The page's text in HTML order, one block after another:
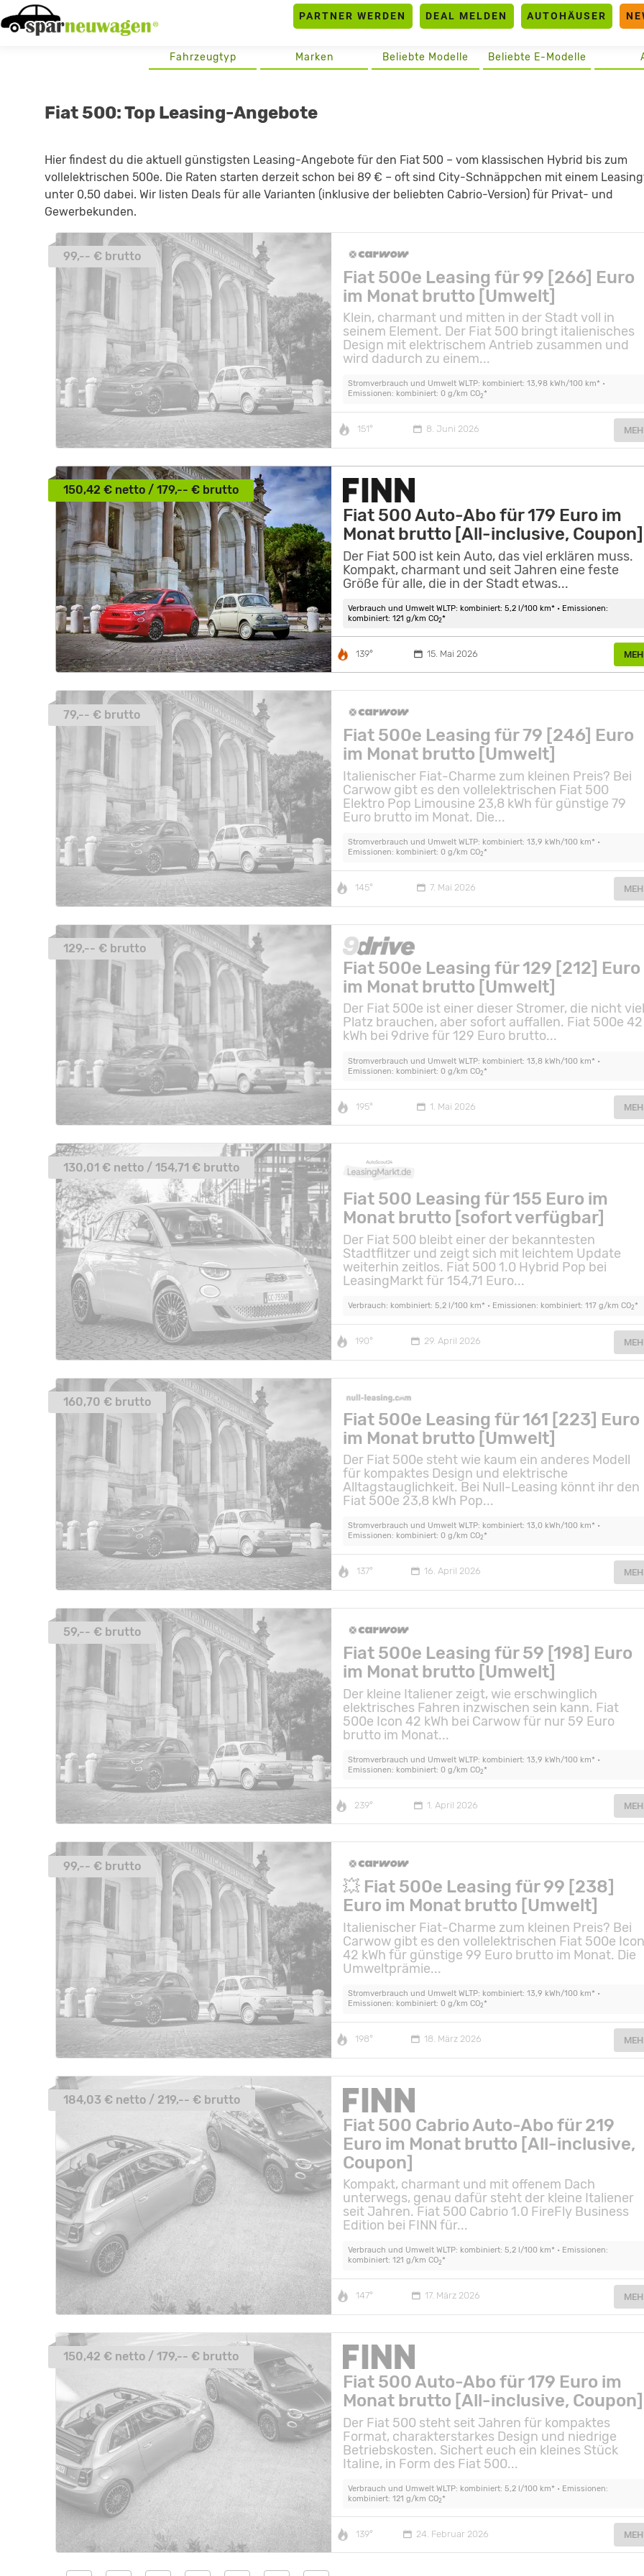
Skip
to
PARTNER WERDEN DEAL MELDEN AUTOHÄUSER
Beliebte E-Modelle
Beliebte Modelle
Marken
Fahrzeugtyp
Fiat 500: Top Leasing-Angebote
Hier findest du die aktuell günstigsten Leasing-Angebote für den Fiat 500 – vom klassischen Hybrid bis zum
vollelektrischen 500e. Die Raten starten derzeit schon bei 89 € – oft sind City-Schnäppchen mit einem
unter 0,50 dabei. Wir listen Deals für alle Varianten (inklusive der beliebten Cabrio-Version) für Privat- und
Gewerbekunden.
Fiat 500e Leasing für 99 [266] Euro
im Monat brutto [Umwelt]
Klein, charmant und mitten in der Stadt voll in
seinem Element. Der Fiat 500 bringt italienisches
Design mit elektrischem Antrieb zusammen und
wird dadurch zu einem...
Stromverbrauch und Umwelt WLTP: kombiniert: 13,98 kWh/100 km* •
Emissionen: kombiniert: 0 g/km CO2*
151° 8. Juni 2026
99,-- € brutto
Fiat 500 Auto-Abo für 179 Euro im
Monat brutto [All-inclusive, Coupon]
Der Fiat 500 ist kein Auto, das viel erklären muss.
Kompakt, charmant und seit Jahren eine feste
Größe für alle, die in der Stadt etwas...
Verbrauch und Umwelt WLTP: kombiniert: 5,2 l/100 km* • Emissionen:
kombiniert: 121 g/km CO2*
139° 15. Mai 2026
150,42 € netto / 179,-- € brutto
Fiat 500e Leasing für 79 [246] Euro
im Monat brutto [Umwelt]
Italienischer Fiat-Charme zum kleinen Preis? Bei
Carwow gibt es den vollelektrischen Fiat 500
Elektro Pop Limousine 23,8 kWh für günstige 79
Euro brutto im Monat. Die...
Stromverbrauch und Umwelt WLTP: kombiniert: 13,9 kWh/100 km* •
Emissionen: kombiniert: 0 g/km CO2*
145° 7. Mai 2026
79,-- € brutto
Fiat 500e Leasing für 129 [212] Euro
im Monat brutto [Umwelt]
Der Fiat 500e ist einer dieser Stromer, die nicht
Platz brauchen, aber sofort auffallen. Fiat 500e 42
kWh bei 9drive für 129 Euro brutto...
Stromverbrauch und Umwelt WLTP: kombiniert: 13,8 kWh/100 km* •
Emissionen: kombiniert: 0 g/km CO2*
195° 1. Mai 2026
129,-- € brutto
Fiat 500 Leasing für 155 Euro im
Monat brutto [sofort verfügbar]
Der Fiat 500 bleibt einer der bekanntesten
Stadtflitzer und zeigt sich mit leichtem Update
weiterhin zeitlos. Fiat 500 1.0 Hybrid Pop bei
LeasingMarkt für 154,71 Euro...
Verbrauch: kombiniert: 5,2 l/100 km* • Emissionen: kombiniert: 117 g/km CO2*
190° 29. April 2026
130,01 € netto / 154,71 € brutto
Fiat 500e Leasing für 161 [223] Euro
im Monat brutto [Umwelt]
Der Fiat 500e steht wie kaum ein anderes Modell
für kompaktes Design und elektrische
Alltagstauglichkeit. Bei Null-Leasing könnt ihr den
Fiat 500e 23,8 kWh Pop...
Stromverbrauch und Umwelt WLTP: kombiniert: 13,0 kWh/100 km* •
Emissionen: kombiniert: 0 g/km CO2*
137° 16. April 2026
160,70 € brutto
Fiat 500e Leasing für 59 [198] Euro
im Monat brutto [Umwelt]
Der kleine Italiener zeigt, wie erschwinglich
elektrisches Fahren inzwischen sein kann. Fiat
500e Icon 42 kWh bei Carwow für nur 59 Euro
brutto im Monat...
Stromverbrauch und Umwelt WLTP: kombiniert: 13,9 kWh/100 km* •
Emissionen: kombiniert: 0 g/km CO2*
239° 1. April 2026
59,-- € brutto
💥 Fiat 500e Leasing für 99 [238]
Euro im Monat brutto [Umwelt]
Italienischer Fiat-Charme zum kleinen Preis? Bei
Carwow gibt es den vollelektrischen Fiat 500e
42 kWh für günstige 99 Euro brutto im Monat. Die
Umweltprämie...
Stromverbrauch und Umwelt WLTP: kombiniert: 13,9 kWh/100 km* •
Emissionen: kombiniert: 0 g/km CO2*
198° 18. März 2026
99,-- € brutto
Fiat 500 Cabrio Auto-Abo für 219
Euro im Monat brutto [All-inclusive,
Coupon]
Kompakt, charmant und mit offenem Dach
unterwegs, genau dafür steht der kleine Italiener
seit Jahren. Fiat 500 Cabrio 1.0 FireFly Business
Edition bei FINN für...
Verbrauch und Umwelt WLTP: kombiniert: 5,2 l/100 km* • Emissionen:
kombiniert: 121 g/km CO2*
147° 17. März 2026
184,03 € netto / 219,-- € brutto
Fiat 500 Auto-Abo für 179 Euro im
Monat brutto [All-inclusive, Coupon]
Der Fiat 500 steht seit Jahren für kompaktes
Format, charakterstarkes Design und niedrige
Betriebskosten. Sichert euch ein kleines Stück
Italine, in Form des Fiat 500...
Verbrauch und Umwelt WLTP: kombiniert: 5,2 l/100 km* • Emissionen:
kombiniert: 121 g/km CO2*
139° 24. Februar 2026
150,42 € netto / 179,-- € brutto